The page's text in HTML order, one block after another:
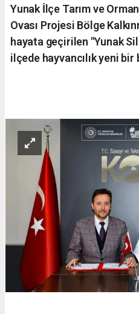
Yunak İlçe Tarım ve
Ovası Projesi Bölge
hayata geçirilen "Yunak
ilçede hayvancılık yeni bir